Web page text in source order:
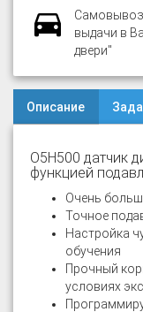
Самовывоз
выдачи в
двери"
Описание
O5H500 датчик
функцией
Очень
Точное
Настройка
обучения
Прочный
условиях